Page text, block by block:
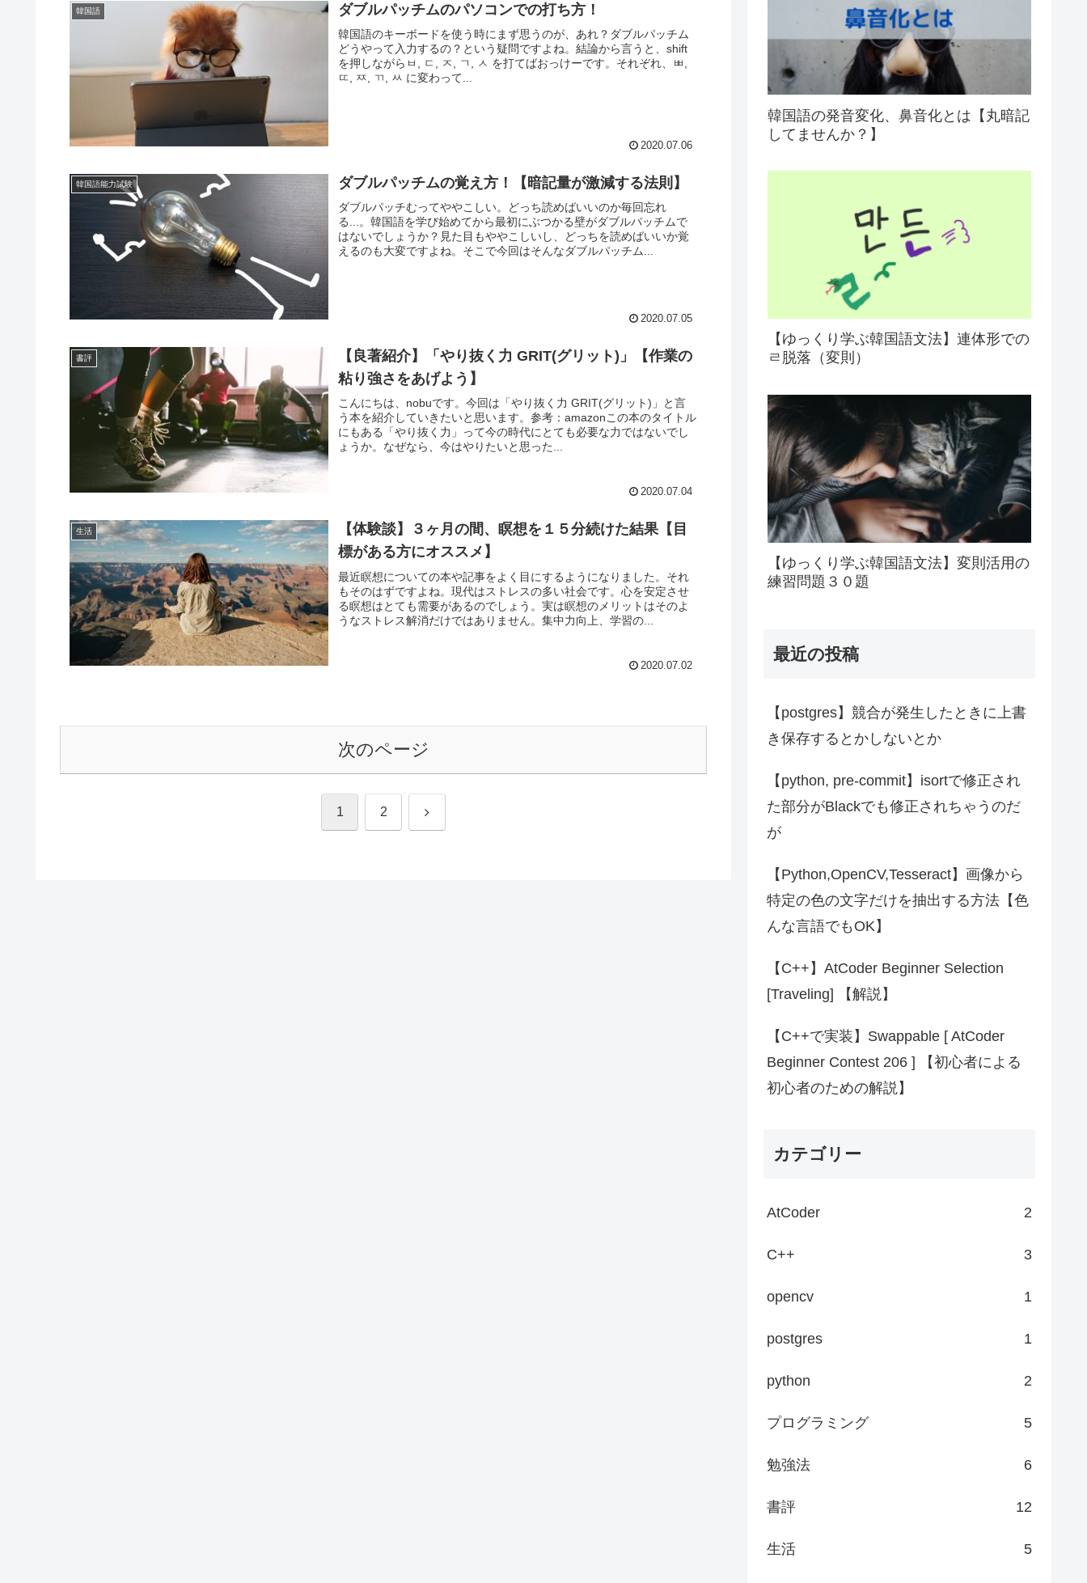
韓国語 ダブルパッチムのパソコンでの打ち方！
韓国語のキーボードを使う時にまず思うのが、あれ？ダブルパッチム
どうやって入力するの？という疑問ですよね。結論から言うと、shift
を押しながらㅂ, ㄷ, ㅈ, ㄱ, ㅅ を打てばおっけーです。それぞれ、ㅃ,
ㄸ, ㅉ, ㄲ, ㅆ に変わって...
2020.07.06
韓国語能力試験 ダブルパッチムの覚え方！【暗記量が激減する法則】
ダブルパッチむってややこしい。どっち読めばいいのか毎回忘れ
る...。韓国語を学び始めてから最初にぶつかる壁がダブルパッチムで
はないでしょうか？見た目もややこしいし、どっちを読めばいいか覚
えるのも大変ですよね。そこで今回はそんなダブルパッチム...
2020.07.05
書評
【良著紹介】「やり抜く力 GRIT(グリット)」【作業の
粘り強さをあげよう】
こんにちは、nobuです。今回は「やり抜く力 GRIT(グリット)」と言
う本を紹介していきたいと思います。参考：amazonこの本のタイトル
にもある「やり抜く力」って今の時代にとても必要な力ではないでし
ょうか。なぜなら、今はやりたいと思った...
2020.07.04
生活
【体験談】３ヶ月の間、瞑想を１５分続けた結果【目
標がある方にオススメ】
最近瞑想についての本や記事をよく目にするようになりました。それ
もそのはずですよね。現代はストレスの多い社会です。心を安定させ
る瞑想はとても需要があるのでしょう。実は瞑想のメリットはそのよ
うなストレス解消だけではありません。集中力向上、学習の...
2020.07.02
次のページ
1 2 次
韓国語の発音変化、鼻音化とは【丸暗記
してませんか？】
【ゆっくり学ぶ韓国語文法】連体形での
ㄹ脱落（変則）
【ゆっくり学ぶ韓国語文法】変則活用の
練習問題３０題
最近の投稿
【postgres】競合が発生したときに上書
き保存するとかしないとか
【python, pre-commit】isortで修正され
た部分がBlackでも修正されちゃうのだ
が
【Python,OpenCV,Tesseract】画像から
特定の色の文字だけを抽出する方法【色
んな言語でもOK】
【C++】AtCoder Beginner Selection
[Traveling] 【解説】
【C++で実装】Swappable [ AtCoder
Beginner Contest 206 ] 【初心者による
初心者のための解説】
カテゴリー
AtCoder 2
C++ 3
opencv 1
postgres 1
python 2
プログラミング 5
勉強法 6
書評 12
生活 5